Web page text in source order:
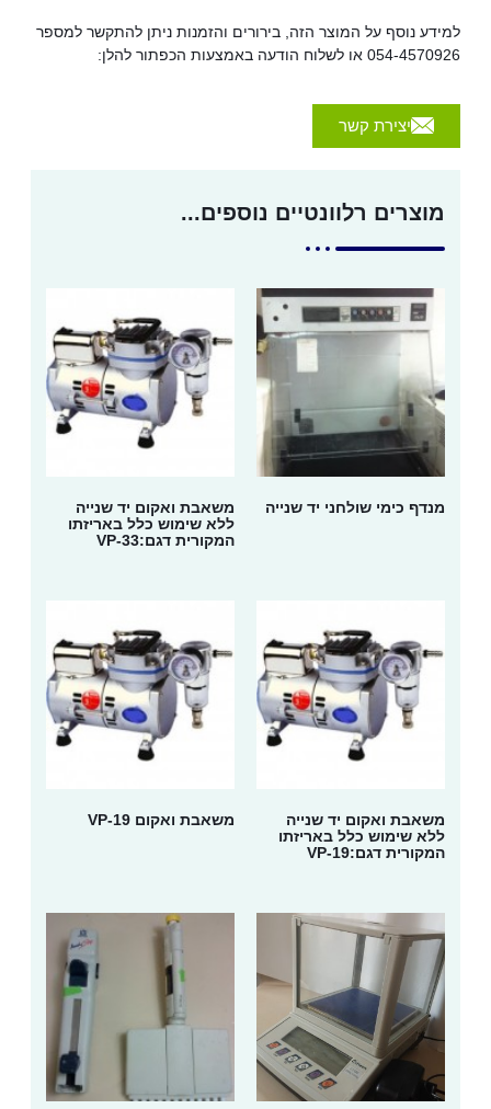
למידע נוסף על המוצר הזה, בירורים והזמנות ניתן להתקשר למספר
054-4570926 או לשלוח הודעה באמצעות הכפתור להלן:
יצירת קשר
מוצרים רלוונטיים נוספים...
מנדף כימי שולחני יד שנייה
משאבת ואקום יד שנייה
ללא שימוש כלל באריזתו
המקורית דגם:VP-33
משאבת ואקום יד שנייה
ללא שימוש כלל באריזתו
המקורית דגם:VP-19
משאבת ואקום VP-19